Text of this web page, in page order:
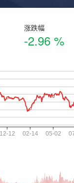
涨跌幅
-2.96 %